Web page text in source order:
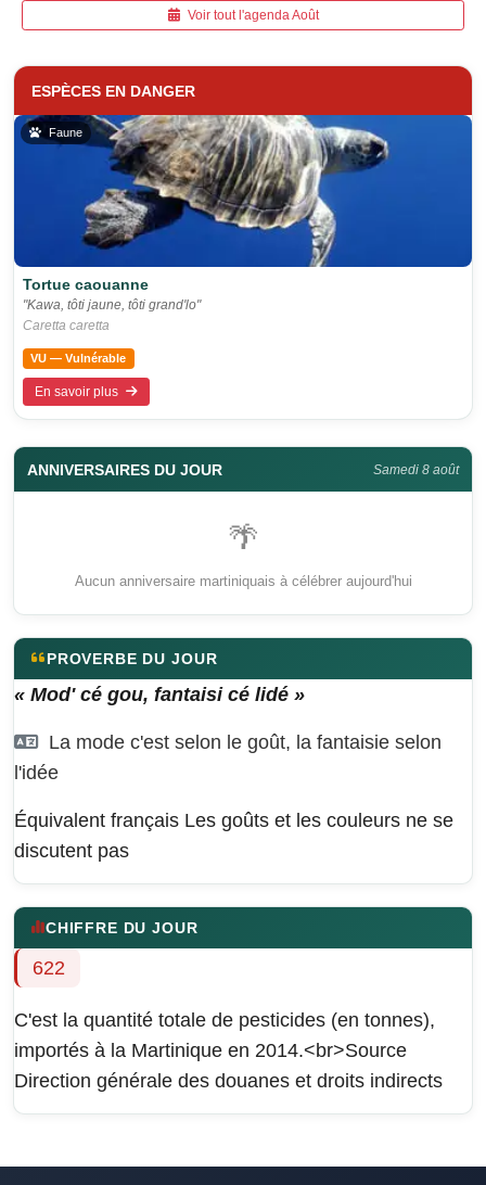
Voir tout l'agenda Août
ESPÈCES EN DANGER
Faune
Tortue caouanne
"Kawa, tôti jaune, tôti grand'lo"
Caretta caretta
VU — Vulnérable
En savoir plus
ANNIVERSAIRES DU JOUR Samedi 8 août
🌴
Aucun anniversaire martiniquais à célébrer aujourd'hui
PROVERBE DU JOUR
« Mod' cé gou, fantaisi cé lidé »
La mode c'est selon le goût, la fantaisie selon
l'idée
Équivalent français Les goûts et les couleurs ne se
discutent pas
CHIFFRE DU JOUR
622
C'est la quantité totale de pesticides (en tonnes),
importés à la Martinique en 2014.<br>Source
Direction générale des douanes et droits indirects